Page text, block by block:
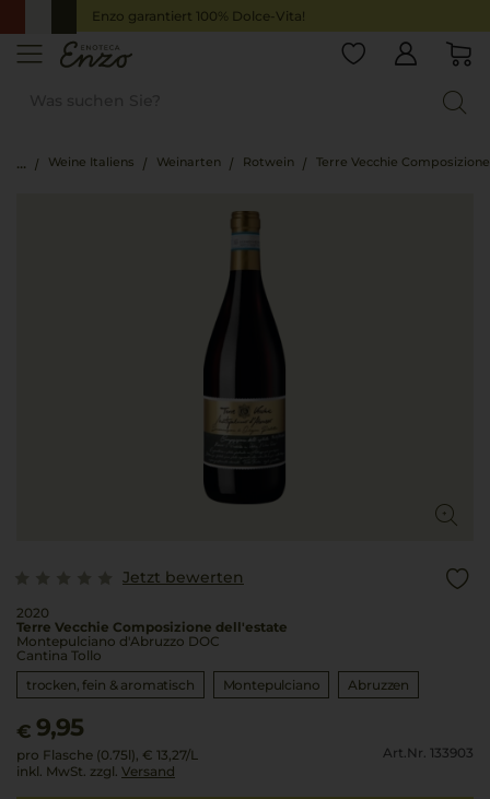
Enzo garantiert 100% Dolce-Vita!
Weine Italiens Weinarten Rotwein Terre Vecchie
Jetzt bewerten
2020
Terre Vecchie Composizione dell'estate
Montepulciano d'Abruzzo DOC
Cantina Tollo
trocken, fein & aromatisch
Montepulciano Abruzzen
€ 9,95
pro Flasche (0.75l), € 13,27/L
inkl. MwSt. zzgl. Versand
Art.Nr. 133903